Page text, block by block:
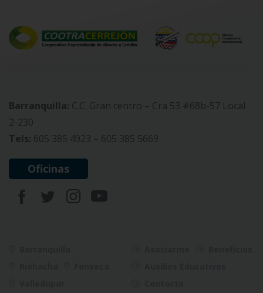
Barranquilla: C.C. Gran centro – Cra 53 #68b-57 Local
2-230
Tels: 605 385 4923 – 605 385 5669
Oficinas